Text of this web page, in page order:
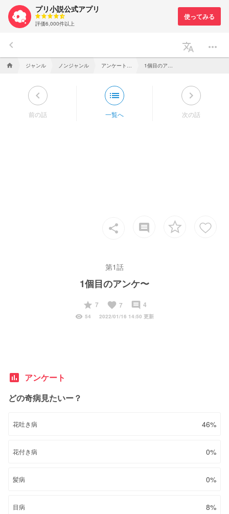
プリ小説公式アプリ
評価6,000件以上
keyboard_arrow_left translate more_horiz
home ジャンル ノンジャンル
keyboard_arrow_left
前の話
list
一覧へ
keyboard_arrow_right
次の話
share insert_comment
第1話
1個目のアンケ〜
start
7 favorite 7 insert_comment 4
visibility 54 2022/01/16 14:50 更新
poll アンケート
どの奇病見たいー？
花吐き病 46%
花付き病 0%
髪病 0%
目病 8%